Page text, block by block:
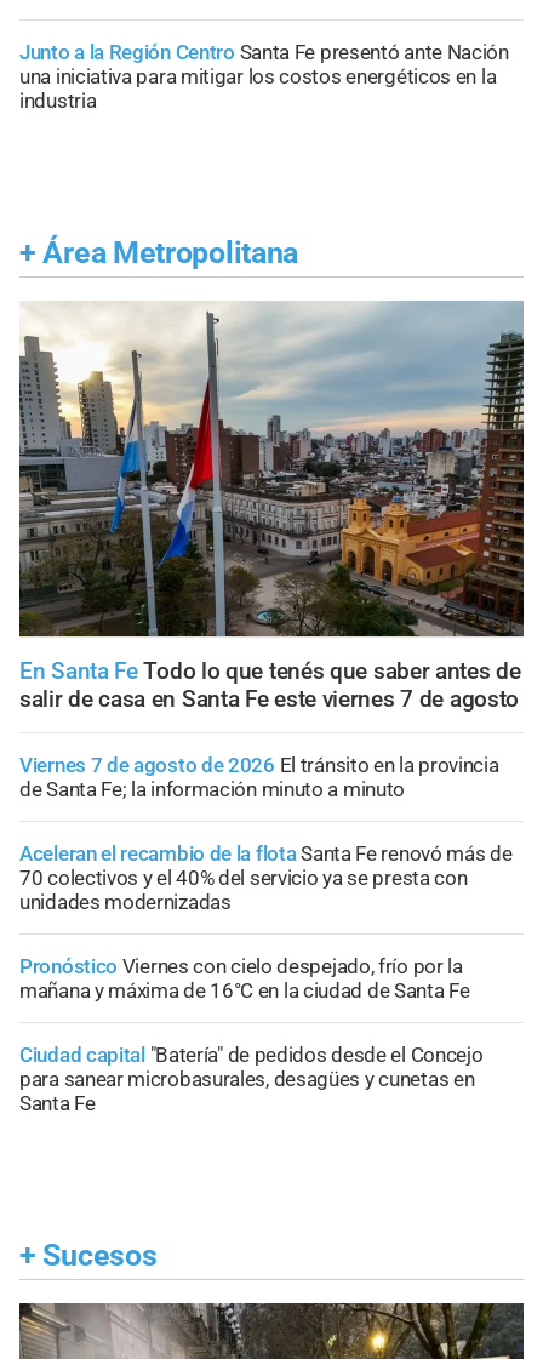
Junto a la Región Centro Santa Fe presentó ante Nación
una iniciativa para mitigar los costos energéticos en la
industria
+ Área Metropolitana
En Santa FeTodo lo que tenés que saber antes de
salir de casa en Santa Fe este viernes 7 de agosto
Viernes 7 de agosto de 2026 El tránsito en la provincia
de Santa Fe; la información minuto a minuto
Aceleran el recambio de la flotaSanta Fe renovó más de
70 colectivos y el 40% del servicio ya se presta con
unidades modernizadas
Pronóstico Viernes con cielo despejado, frío por la
mañana y máxima de 16°C en la ciudad de Santa Fe
Ciudad capital "Batería" de pedidos desde el Concejo
para sanear microbasurales, desagües y cunetas en
Santa Fe
+ Sucesos